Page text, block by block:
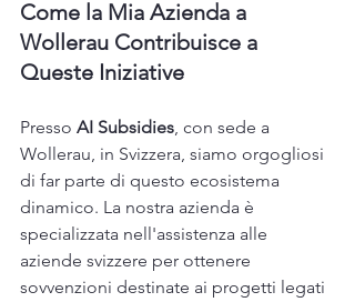
Come la Mia Azienda a
Wollerau Contribuisce a
Queste Iniziative
Presso AI Subsidies, con sede a
Wollerau, in Svizzera, siamo orgogliosi
di far parte di questo ecosistema
dinamico. La nostra azienda è
specializzata nell'assistenza alle
aziende svizzere per ottenere
sovvenzioni destinate ai progetti legati